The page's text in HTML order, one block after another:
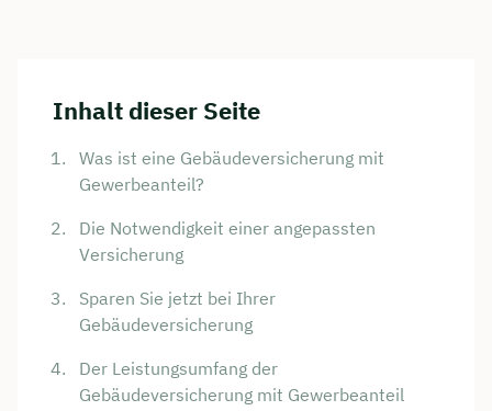
Inhalt dieser Seite
Was ist eine Gebäudeversicherung mit
Gewerbeanteil?
Die Notwendigkeit einer angepassten
Versicherung
Sparen Sie jetzt bei Ihrer
Gebäudeversicherung
Der Leistungsumfang der
Gebäudeversicherung mit Gewerbeanteil